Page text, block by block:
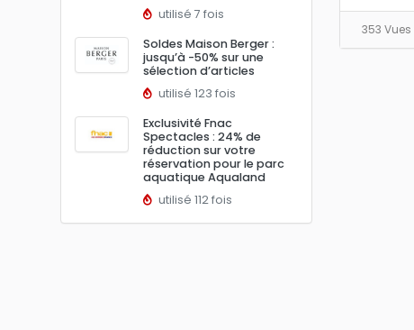
utilisé 7 fois
Soldes Maison Berger :
jusqu’à -50% sur une
sélection d’articles
utilisé 123 fois
Exclusivité Fnac
Spectacles : 24% de
réduction sur votre
réservation pour le parc
aquatique Aqualand
utilisé 112 fois
353 Vues